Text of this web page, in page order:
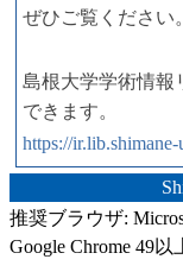
ぜひご覧ください。
島根大学学術情報
できます。
https://ir.lib.shimane-
推奨ブラウザ:
Google Chrome 49以